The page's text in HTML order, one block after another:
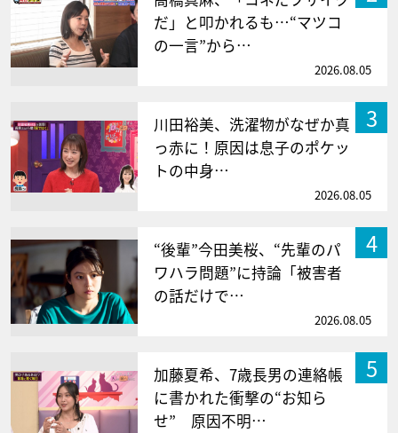
だ」と叩かれるも…“マツコ
の一言”から…
2026.08.05
3
川田裕美、洗濯物がなぜか真
っ赤に！原因は息子のポケッ
トの中身…
2026.08.05
4
“後輩”今田美桜、“先輩のパ
ワハラ問題”に持論「被害者
の話だけで…
2026.08.05
5
加藤夏希、7歳長男の連絡帳
に書かれた衝撃の“お知ら
せ” 原因不明…